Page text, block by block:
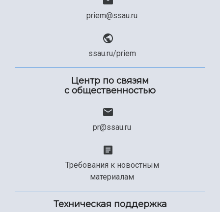
priem@ssau.ru
ssau.ru/priem
Центр по связям
с общественностью
pr@ssau.ru
Требования к новостным
материалам
Техническая поддержка